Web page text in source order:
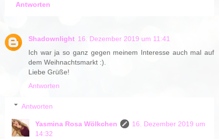
Antworten
Shadownlight 16. Dezember 2019 um 11:41
Ich war ja so ganz gegen meinem Interesse auch mal auf
dem Weihnachtsmarkt :).
Liebe Grüße!
Antworten
Antworten
Yasmina Rosa Wölkchen
16. Dezember 2019 um
14:32